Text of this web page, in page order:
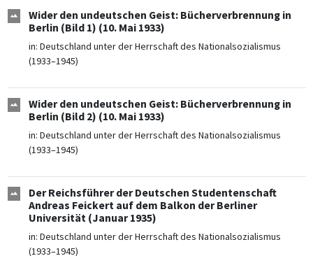
Wider den undeutschen Geist: Bücherverbrennung in
Berlin (Bild 1) (10. Mai 1933)
in: Deutschland unter der Herrschaft des Nationalsozialismus
(1933–1945)
Wider den undeutschen Geist: Bücherverbrennung in
Berlin (Bild 2) (10. Mai 1933)
in: Deutschland unter der Herrschaft des Nationalsozialismus
(1933–1945)
Der Reichsführer der Deutschen Studentenschaft
Andreas Feickert auf dem Balkon der Berliner
Universität (Januar 1935)
in: Deutschland unter der Herrschaft des Nationalsozialismus
(1933–1945)